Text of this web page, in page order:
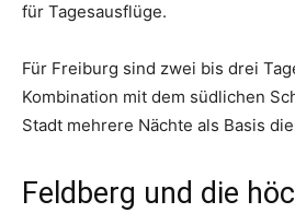
für Tagesausflüge.
Für Freiburg sind zwei bis drei
Kombination mit dem südlichen
Stadt mehrere Nächte als Basis
Feldberg und die